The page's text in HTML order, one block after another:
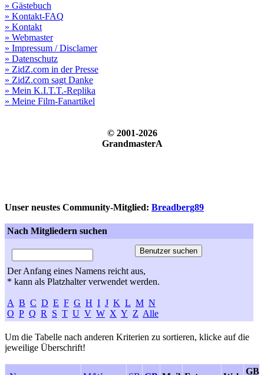
» Gästebuch
» Kontakt-FAQ
» Kontakt
» Webmaster
» Impressum / Disclamer
» Datenschutz
» ZidZ.com in der Presse
» ZidZ.com sagt Danke
» Mein K.I.T.T.-Replika
» Meine Film-Fanartikel
© 2001-2026
GrandmasterA
Unser neustes Community-Mitglied: Breadberg89
Nach Mitgliedern suchen
Der Anfang eines Namens reicht aus,
* kann als Platzhalter verwendet werden.
A B C D E F G H I J K L M N
O P Q R S T U V W X Y Z Alle
Um die Tabelle nach anderen Kriterien zu sortieren, klicke auf die
jeweilige Überschrift!
GB-